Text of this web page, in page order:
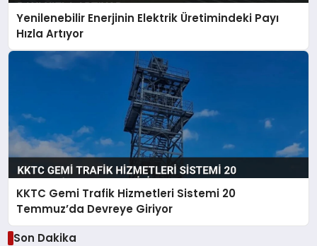
Yenilenebilir Enerjinin Elektrik Üretimindeki Payı
Hızla Artıyor
KKTC Gemi Trafik Hizmetleri Sistemi 20
Temmuz’da Devreye Giriyor
Son Dakika